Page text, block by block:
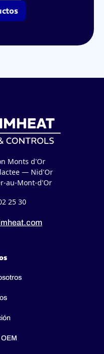
Monts d'Or
— Nid'Or
au-Mont-d'Or
25 30